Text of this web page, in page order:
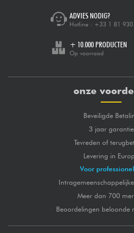
ADVIES NODIG?
Hotline : +33 1 81
+ 10.000 PRODUCTEN
Op voorraad
onze
Beveiligde
3 jaar garantie
Tevreden of
Levering in
Voor
Meer dan 700
Beoordelingen beloonde